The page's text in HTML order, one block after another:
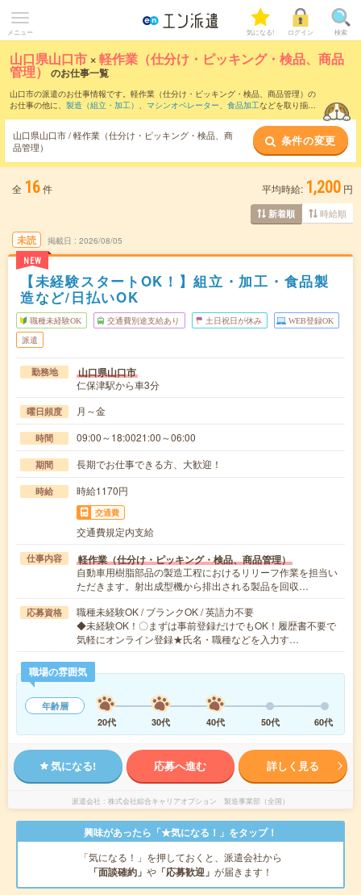
メニュー 気になる! ログイン 検索
山口県山口市 ×軽作業（仕分け・ピッキング・検品、商品
管理） のお仕事一覧
山口市の派遣のお仕事情報です。軽作業（仕分け・ピッキング・検品、商品管理）の
お仕事の他に、 製造（組立・加工） 、 マシンオペレーター、 食品加工などを取り揃え
軽作業（仕分け・ピッキング・検品、商品管理）
のお仕事とは？とは？
山口県山口市 / 軽作業（仕分け・ピッキング・検品、商
品管理）
条件の変更
全 16件 平均時給: 1,200 円
新着順 時給順
未読
NEW
掲載日 2026/08/05
【未経験スタートOK！】組立・加工・食品製
造など/日払いOK
職種未経験OK 交通費別途支給あり 土日祝日が休み WEB登録OK
派遣
勤務地 山口県山口市
仁保津駅から車3分
曜日頻度 月～金
時間 09:00～18:0021:00～06:00
期間 長期でお仕事できる方、大歓迎！
時給 時給1170円
交通費
交通費規定内支給
仕事内容 軽作業（仕分け・ピッキング・検品、商品管理）
自動車用樹脂部品の製造工程におけるリリーフ作業を担当い
ただきます。射出成型機から排出される製品を回収…
応募資格
職種未経験OK / ブランクOK / 英語力不要
◆未経験OK！〇まずは事前登録だけでもOK！履歴書不要で
気軽にオンライン登録★氏名・職種などを入力す…
職場の雰囲気
年齢層
20代
30代 40代 50代 60代
気になる! 応募へ進む 詳しく見る
派遣会社 株式会社綜合キャリアオプション 製造事業部（全国）
興味があったら「★気になる！」をタップ！
「気になる！」を押しておくと、派遣会社から
「面談確約」 や 「応募歓迎」 が届きます！